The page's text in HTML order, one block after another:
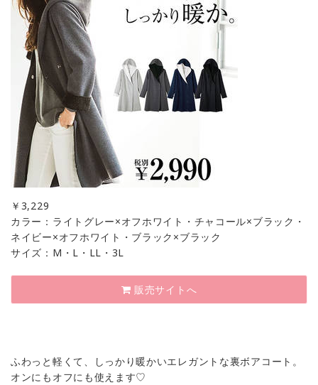
￥ 3,229
カラー：ライトグレー×オフホワイト・チャコール×ブラック・
ネイビー×オフホワイト・ブラック×ブラック
サイズ：M・L・LL・3L
販売サイトへ
ふわっと軽くて、しっかり暖かいエレガントな裏ボアコート。
オンにもオフにも使えます♡